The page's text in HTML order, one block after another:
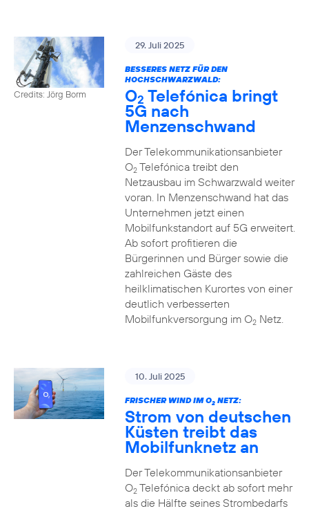
Credits: Jörg Borm
29. Juli 2025
BESSERES NETZ FÜR DEN
HOCHSCHWARZWALD:
O2 Telefónica bringt
5G nach
Menzenschwand
Der Telekommunikationsanbieter
O2Telefónica treibt den
Netzausbau im Schwarzwald weiter
voran. In Menzenschwand hat das
Unternehmen jetzt einen
Mobilfunkstandort auf 5G erweitert.
Ab sofort profitieren die
Bürgerinnen und Bürger sowie die
zahlreichen Gäste des
heilklimatischen Kurortes von einer
deutlich verbesserten
Mobilfunkversorgung im O2Netz.
10. Juli 2025
FRISCHER WIND IM O2NETZ:
Strom von deutschen
Küsten treibt das
Mobilfunknetz an
Der Telekommunikationsanbieter
O2Telefónica deckt ab sofort mehr
als die Hälfte seines Strombedarfs